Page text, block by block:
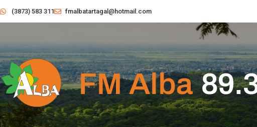
(3873) 583 311 fmalbatartagal@hotmail.com